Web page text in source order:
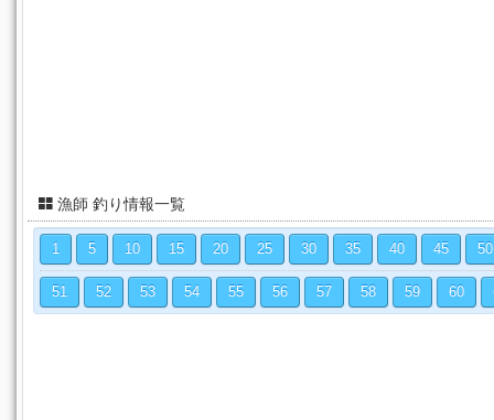
漁師 釣り情報一覧
1 5 10 15 20 25 30 35 40 45 50
51 52 53 54 55 56 57 58 59 60